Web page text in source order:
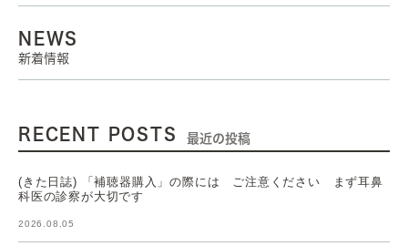
NEWS
新着情報
RECENT POSTS 最近の投稿
(きた日誌) 「補聴器購入」の際には ご注意ください まず耳鼻
科医の診察が大切です
2026.08.05